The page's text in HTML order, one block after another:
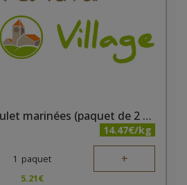
Brochettes de poulet marinées (paquet de 2 pièces) - Boucherie ABC
14.47€/kg
1 paquet +
5.21€